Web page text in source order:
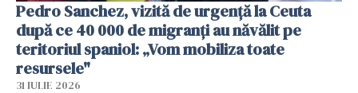
Pedro Sanchez, vizită de urgență la Ceuta
după ce 40 000 de migranți au năvălit pe
teritoriul spaniol: „Vom mobiliza toate
resursele"
31 IULIE 2026